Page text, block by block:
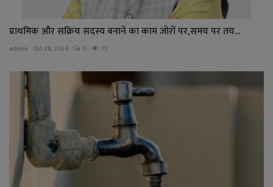
प्राथमिक और सक्रिय सदस्य बनाने का काम जोरों पर,समय पर तय...
admin Oct 28, 2024 0 73